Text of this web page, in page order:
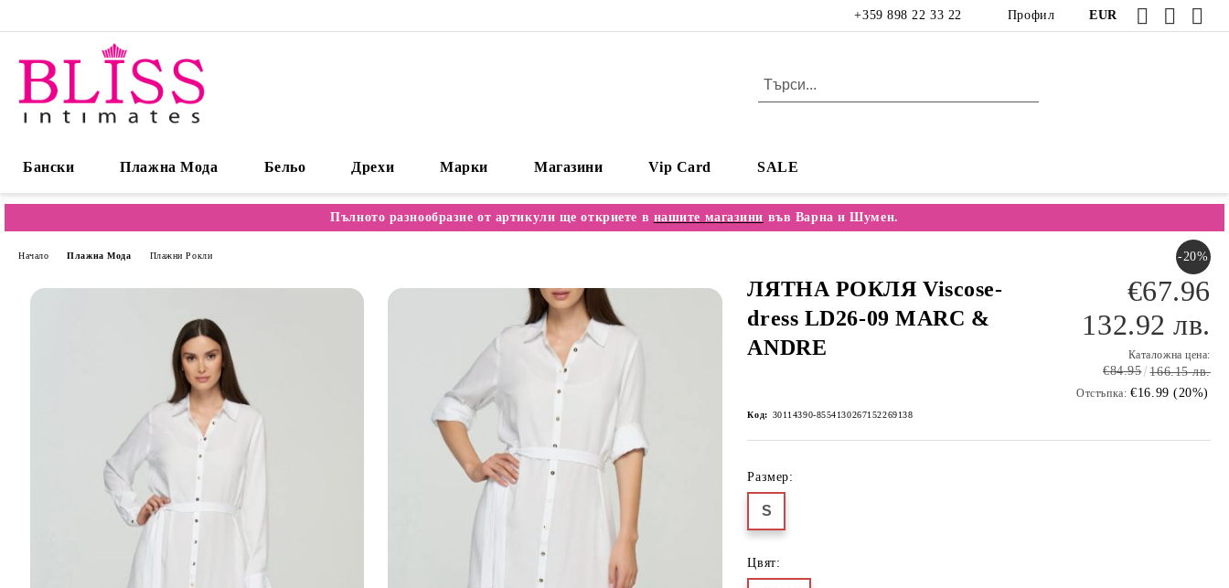
Профил
+359 898 22 33 22 EUR
Бански Плажна Мода Бельо Дрехи Марки Магазини Vip Card SALE
Пълното разнообразие от артикули ще откриете в нашите магазини във Варна и Шумен.
Начало Плажна Мода Плажни Рокли
ЛЯТНА РОКЛЯ Viscose-
dress LD26-09 MARC &
ANDRE
-20%
€67.96
132.92 лв.
Каталожна цена:
€84.95 166.15 лв.
Отстъпка: €16.99 (20%)
Код: 30114390-8554130267152269138
Размер:
S
Цвят: